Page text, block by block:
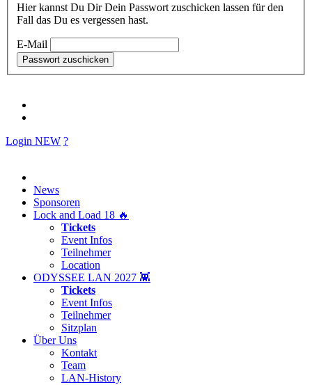
Hier kannst Du Dir Dein Passwort zuschicken lassen für den
Fall das Du es vergessen hast.
E-Mail
Passwort zuschicken
Login NEW ?
News
Sponsoren
Lock and Load 18 🔥
Tickets
Event Infos
Teilnehmer
Location
ODYSSEE LAN 2027 👾
Tickets
Event Infos
Teilnehmer
Sitzplan
Über Uns
Kontakt
Team
LAN-History